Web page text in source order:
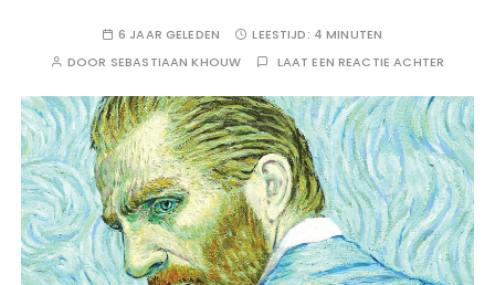
6 JAAR GELEDEN LEESTIJD: 4 MINUTEN
DOOR SEBASTIAAN KHOUW LAAT EEN REACTIE ACHTER